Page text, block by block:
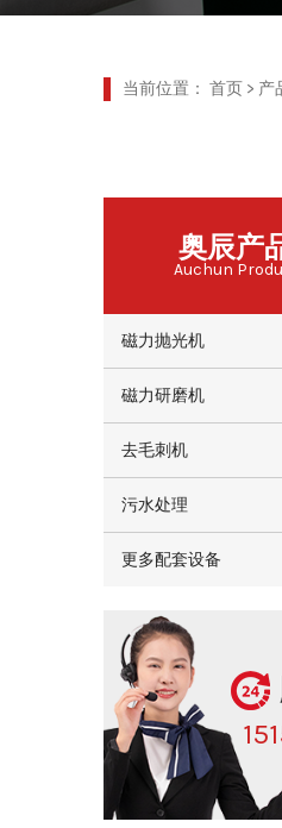
当前位置： 首页 > 产
奥辰产
Auchun
磁力抛光机
磁力研磨机
去毛刺机
污水处理
更多配套设备